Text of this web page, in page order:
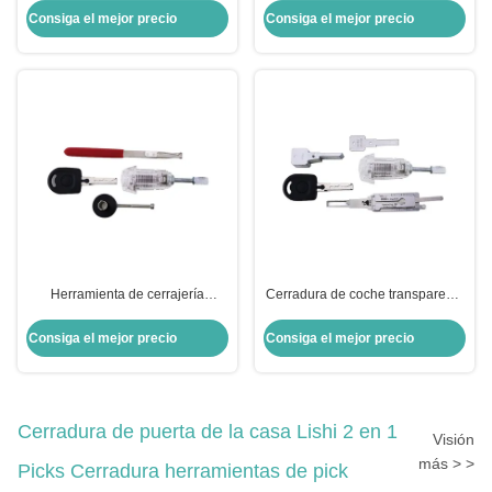
Consiga el mejor precio
coche transparente para VW
HU66 con 3 cerradurías
Consiga el mejor precio
Herramienta de cerrajería
para VW con cerrajeras HU66
Consiga el mejor precio
Cerradura de coche transparente
cerradureras Lishi Cerradura de
puerta
Consiga el mejor precio
Cerradura de puerta de la casa Lishi 2 en 1
Picks Cerradura herramientas de pick
Visión
más > >